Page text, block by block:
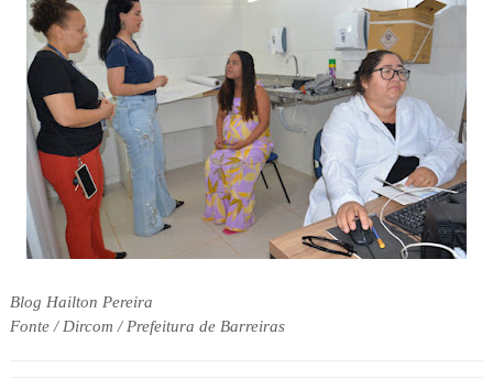
Blog Hailton Pereira
Fonte / Dircom / Prefeitura de Barreiras